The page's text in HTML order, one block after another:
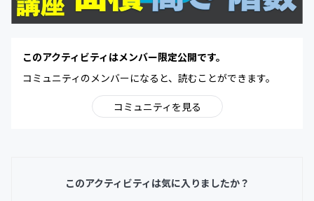
このアクティビティはメンバー限定公開です。
コミュニティのメンバーになると、読むことができます。
コミュニティを見る
このアクティビティは気に入りましたか？